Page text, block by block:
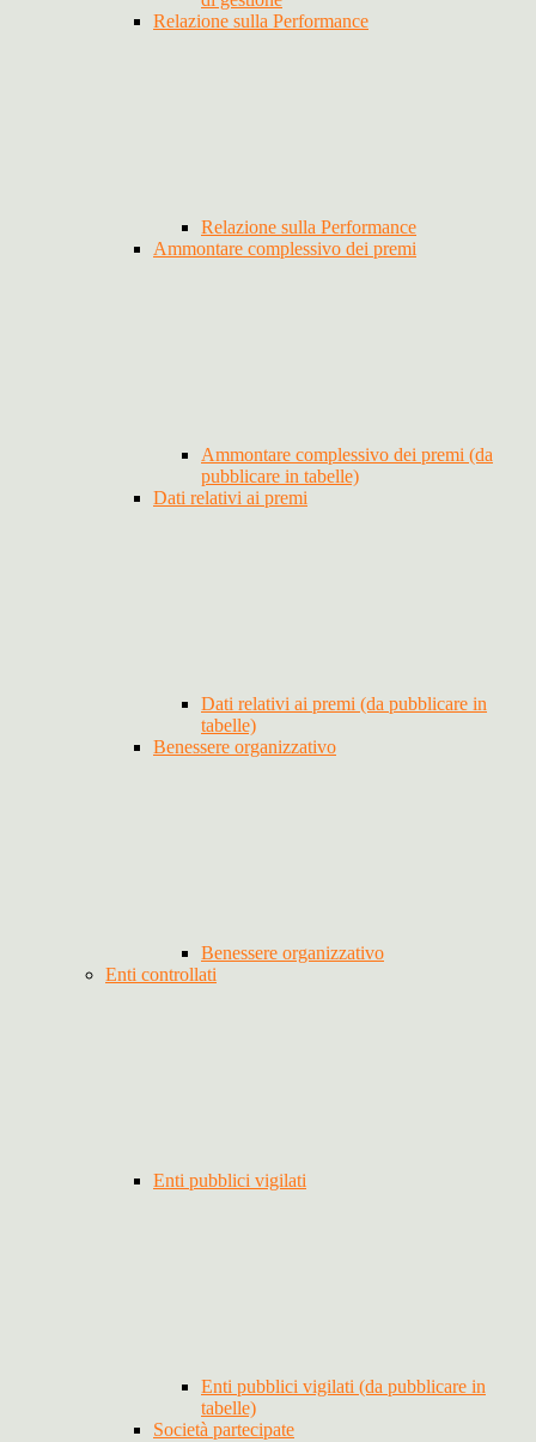
Relazione sulla Performance
Relazione sulla Performance
Ammontare complessivo dei premi
Ammontare complessivo dei premi (da
pubblicare in tabelle)
Dati relativi ai premi
Dati relativi ai premi (da pubblicare in
tabelle)
Benessere organizzativo
Benessere organizzativo
Enti controllati
Enti pubblici vigilati
Enti pubblici vigilati (da pubblicare in
tabelle)
Società partecipate